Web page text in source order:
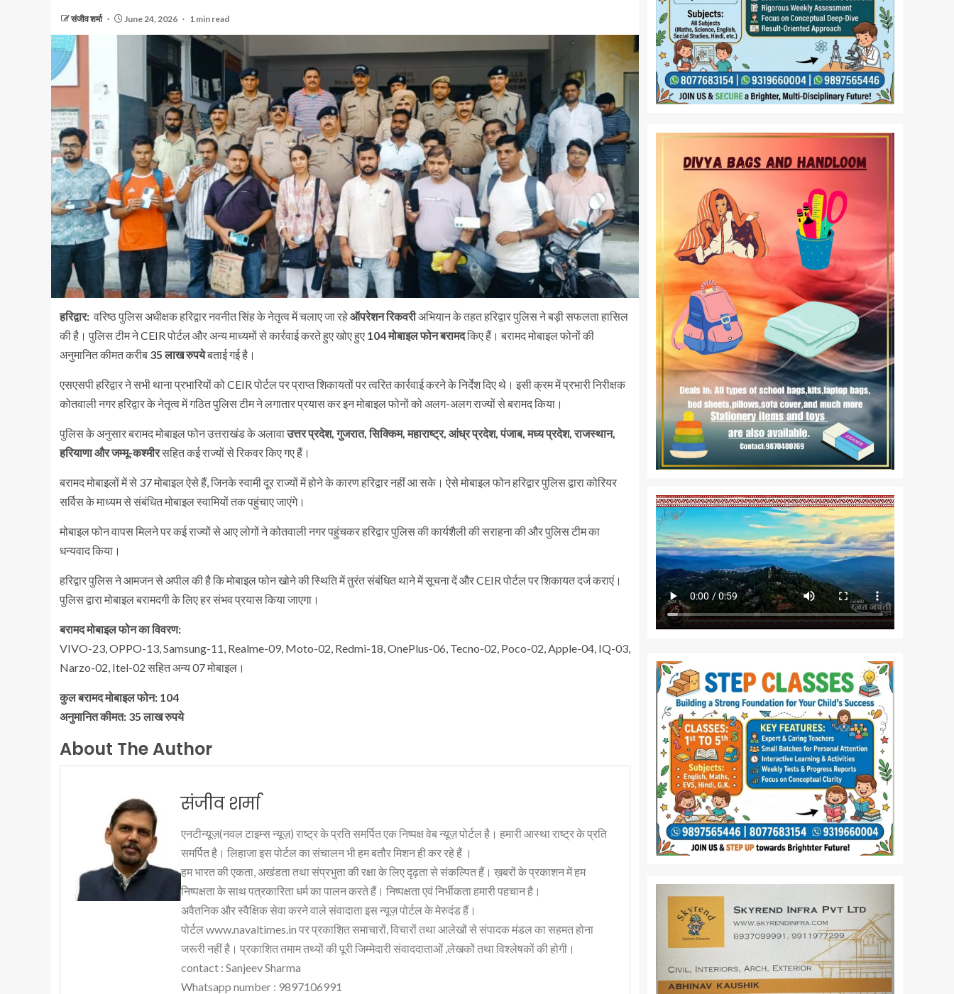
संजीव शर्मा June 24, 2026 1 min read
हरिद्वार: वरिष्ठ पुलिस अधीक्षक हरिद्वार नवनीत सिंह के नेतृत्व में चलाए जा रहेऑपरेशन रिकवरीअभियान के तहत हरिद्वार पुलिस ने बड़ी सफलता हासिल
की है। पुलिस टीम ने CEIR पोर्टल और अन्य माध्यमों से कार्रवाई करते हुए खोए हुए 104 मोबाइल फोन बरामदकिए हैं। बरामद मोबाइल फोनों की
अनुमानित कीमत करीब 35 लाख रुपयेबताई गई है।
एसएसपी हरिद्वार ने सभी थाना प्रभारियों को CEIR पोर्टल पर प्राप्त शिकायतों पर त्वरित कार्रवाई करने के निर्देश दिए थे। इसी क्रम में प्रभारी निरीक्षक
कोतवाली नगर हरिद्वार के नेतृत्व में गठित पुलिस टीम ने लगातार प्रयास कर इन मोबाइल फोनों को अलग-अलग राज्यों से बरामद किया।
पुलिस के अनुसार बरामद मोबाइल फोन उत्तराखंड के अलावाउत्तर प्रदेश, गुजरात, सिक्किम, महाराष्ट्र, आंध्र प्रदेश, पंजाब, मध्य प्रदेश, राजस्थान,
हरियाणा और जम्मू-कश्मीरसहित कई राज्यों से रिकवर किए गए हैं।
बरामद मोबाइलों में से 37 मोबाइल ऐसे हैं, जिनके स्वामी दूर राज्यों में होने के कारण हरिद्वार नहीं आ सके। ऐसे मोबाइल फोन हरिद्वार पुलिस द्वारा कोरियर
सर्विस के माध्यम से संबंधित मोबाइल स्वामियों तक पहुंचाए जाएंगे।
मोबाइल फोन वापस मिलने पर कई राज्यों से आए लोगों ने कोतवाली नगर पहुंचकर हरिद्वार पुलिस की कार्यशैली की सराहना की और पुलिस टीम का
धन्यवाद किया।
हरिद्वार पुलिस ने आमजन से अपील की है कि मोबाइल फोन खोने की स्थिति में तुरंत संबंधित थाने में सूचना दें और CEIR पोर्टल पर शिकायत दर्ज कराएं।
पुलिस द्वारा मोबाइल बरामदगी के लिए हर संभव प्रयास किया जाएगा।
बरामद मोबाइल फोन का विवरण:
VIVO-23, OPPO-13, Samsung-11, Realme-09, Moto-02, Redmi-18, OnePlus-06, Tecno-02, Poco-02, Apple-04, IQ-03,
Narzo-02, Itel-02 सहित अन्य 07 मोबाइल।
कुल बरामद मोबाइल फोन: 104
अनुमानित कीमत: 35 लाख रुपये
About The Author
संजीव शर्मा
एनटीन्यूज़(नवल टाइम्स न्यूज़) राष्ट्र के प्रति समर्पित एक निष्पक्ष वेब न्यूज़ पोर्टल है। हमारी आस्था राष्ट्र के प्रति
समर्पित है। लिहाजा इस पोर्टल का संचालन भी हम बतौर मिशन ही कर रहे हैं ।
हम भारत की एकता, अखंडता तथा संप्रभुता की रक्षा के लिए दृढ़ता से संकल्पित हैं। ख़बरों के प्रकाशन में हम
निष्पक्षता के साथ पत्रकारिता धर्म का पालन करते हैं। निष्पक्षता एवं निर्भीकता हमारी पहचान है।
अवैतनिक और स्वैक्षिक सेवा करने वाले संवादाता इस न्यूज़ पोर्टल के मेरुदंड हैं।
पोर्टल www.navaltimes.in पर प्रकाशित समाचारों, विचारों तथा आलेखों से संपादक मंडल का सहमत होना
जरूरी नहीं है। प्रकाशित तमाम तथ्यों की पूरी जिम्मेदारी संवाददाताओं ,लेखकों तथा विश्लेषकों की होगी।
contact : Sanjeev Sharma
Whatsapp number : 9897106991